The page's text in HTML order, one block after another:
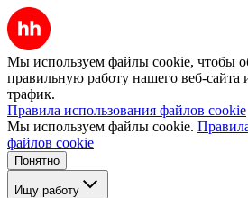
Мы используем файлы cookie, чтобы
правильную работу нашего веб-сайта
трафик.
Правила использования файлов cookie
Мы используем файлы cookie.
файлов cookie
Понятно
Ищу работу